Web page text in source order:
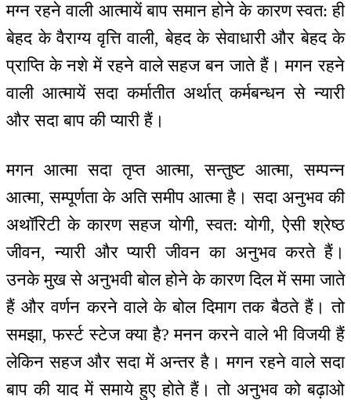
मग्न रहने वाली आत्मायें बाप समान होने के कारण स्वत: ही
बेहद के वैराग्य वृत्ति वाली, बेहद के सेवाधारी और बेहद के
प्राप्ति के नशे में रहने वाले सहज बन जाते हैं। मगन रहने
वाली आत्मायें सदा कर्मातीत अर्थात् कर्मबन्धन से न्यारी
और सदा बाप की प्यारी हैं।
मगन आत्मा सदा तृप्त आत्मा, सन्तुष्ट आत्मा, सम्पन्न
आत्मा, सम्पूर्णता के अति समीप आत्मा है। सदा अनुभव की
अथॉरिटी के कारण सहज योगी, स्वत: योगी, ऐसी श्रेष्ठ
जीवन, न्यारी और प्यारी जीवन का अनुभव करते हैं।
उनके मुख से अनुभवी बोल होने के कारण दिल में समा जाते
हैं और वर्णन करने वाले के बोल दिमाग तक बैठते हैं। तो
समझा, फर्स्ट स्टेज क्या है? मनन करने वाले भी विजयी हैं
लेकिन सहज और सदा में अन्तर है। मगन रहने वाले सदा
बाप की याद में समाये हुए होते हैं। तो अनुभव को बढ़ाओ